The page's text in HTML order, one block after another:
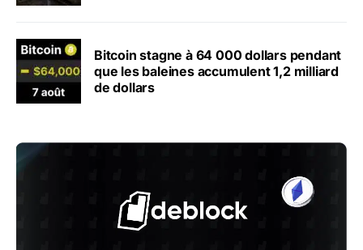
Bitcoin stagne à 64 000 dollars pendant
que les baleines accumulent 1,2 milliard
de dollars